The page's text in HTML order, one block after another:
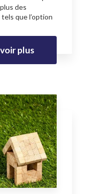
des
que l’option
plus